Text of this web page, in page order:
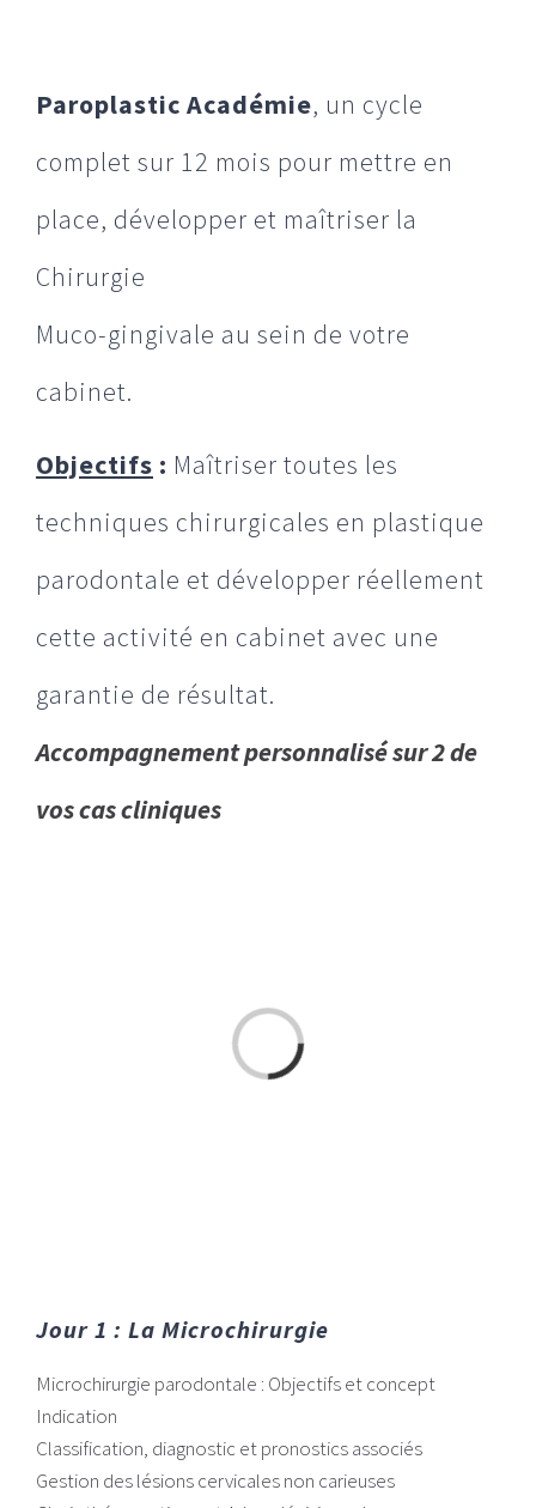
Paroplastic Académie, un cycle
complet sur 12 mois pour mettre en
place, développer et maîtriser la
Chirurgie
Muco-gingivale au sein de votre
cabinet.
Objectifs : Maîtriser toutes les
techniques chirurgicales en plastique
parodontale et développer réellement
cette activité en cabinet avec une
garantie de résultat.
Accompagnement personnalisé sur 2 de
vos cas cliniques
Chargement…
Jour 1 : La Microchirurgie
Microchirurgie parodontale : Objectifs et concept
Indication
Classification, diagnostic et pronostics associés
Gestion des lésions cervicales non carieuses